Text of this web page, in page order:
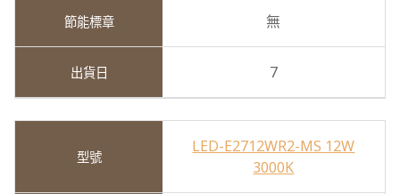
無
7
LED-E2712WR2-MS 12W
3000K